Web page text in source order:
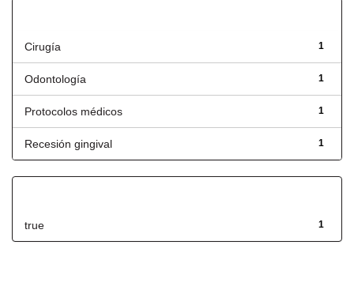
1
Cirugía
1
Odontología
1
Protocolos médicos
1
Recesión gingival
1
true